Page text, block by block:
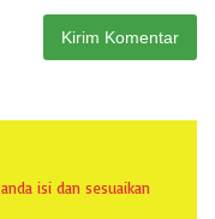
isi dan sesuaikan